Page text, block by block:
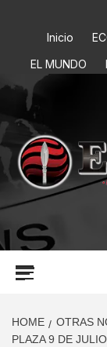
Inicio
EL MUNDO
INFORMACIÓN
HOME OTRAS
PLAZA 9 DE